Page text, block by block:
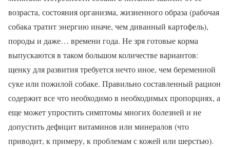
возраста, состояния организма, жизненного образа (рабочая
собака тратит энергию иначе, чем диванный картофель),
породы и даже… времени года. Не зря готовые корма
выпускаются в таком большом количестве вариантов:
щенку для развития требуется нечто иное, чем беременной
суке или пожилой собаке. Правильно составленный рацион
содержит все что необходимо в необходимых пропорциях, а
еще может упростить симптомы многих болезней и не
допустить дефицит витаминов или минералов (что
приводит, к примеру, к проблемам с кожей или шерстью).